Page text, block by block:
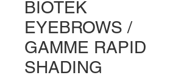
BIOTEK
EYEBROWS /
GAMME RAPID
SHADING